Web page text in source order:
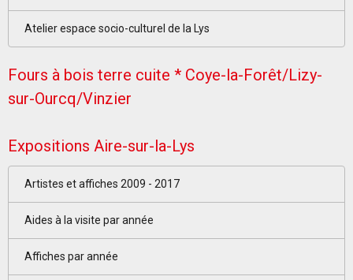
Atelier espace socio-culturel de la Lys
Fours à bois terre cuite * Coye-la-Forêt/Lizy-
sur-Ourcq/Vinzier
Expositions Aire-sur-la-Lys
Artistes et affiches 2009 - 2017
Aides à la visite par année
Affiches par année